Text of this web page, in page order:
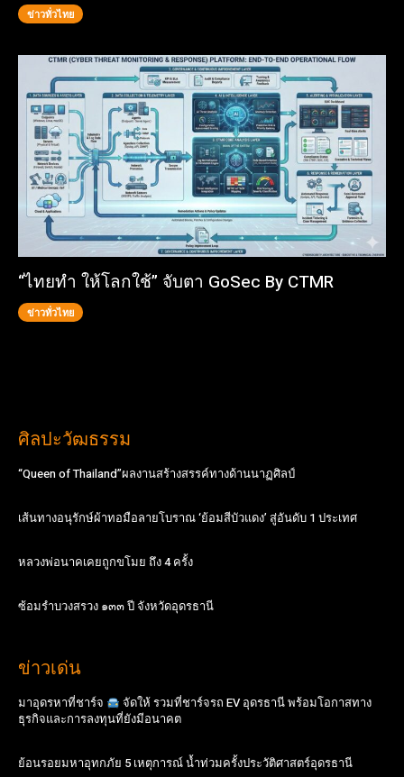
ข่าวทั่วไทย
“ไทยทำ ให้โลกใช้” จับตา GoSec By CTMR
ข่าวทั่วไทย
ศิลปะวัฒธรรม
“Queen of Thailand”ผลงานสร้างสรรค์ทางด้านนาฏศิลป์
เส้นทางอนุรักษ์ผ้าทอมือลายโบราณ ‘ย้อมสีบัวแดง’ สู่อันดับ 1 ประเทศ
หลวงพ่อนาคเคยถูกขโมย ถึง 4 ครั้ง
ซ้อมรำบวงสรวง ๑๓๓ ปี จังหวัดอุดรธานี
ข่าวเด่น
มาอุดรหาที่ชาร์จ
จัดให้ รวมที่ชาร์จรถ EV อุดรธานี พร้อมโอกาสทาง
ธุรกิจและการลงทุนที่ยังมีอนาคต
ย้อนรอยมหาอุทกภัย 5 เหตุการณ์ น้ำท่วมครั้งประวัติศาสตร์อุดรธานี